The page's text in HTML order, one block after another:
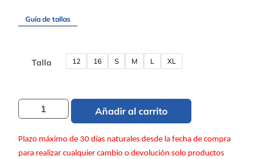
Guía de tallas
Talla 12 16 S M L XL
Añadir al carrito
Plazo máximo de 30 días naturales desde la fecha de compra
para realizar cualquier cambio o devolución solo productos